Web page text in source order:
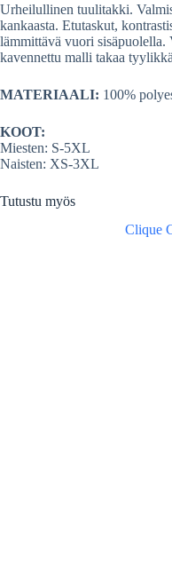
Urheilullinen tuulitakki.
kankaasta. Etutaskut,
lämmittävä vuori
kavennettu malli takaa
MATERIAALI: 100%
KOOT:
Miesten: S-5XL
Naisten: XS-3XL
Tutustu myös